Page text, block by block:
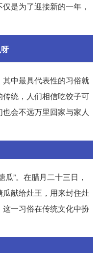
是为了迎接新的一年，
中最具代表性的习俗就
统，人们相信吃饺子可
会不远万里回家与家人
”。在腊月二十三日，
献给灶王，用来封住灶
一习俗在传统文化中扮